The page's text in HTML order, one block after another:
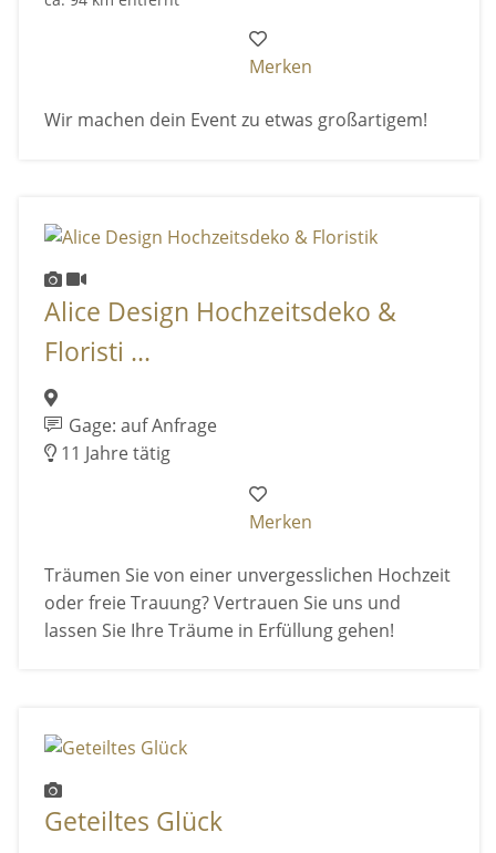
Merken
Wir machen dein Event zu etwas großartigem!
Alice Design Hochzeitsdeko &
Floristi ...
Gage: auf Anfrage
11 Jahre tätig
Merken
Träumen Sie von einer unvergesslichen Hochzeit
oder freie Trauung? Vertrauen Sie uns und
lassen Sie Ihre Träume in Erfüllung gehen!
Geteiltes Glück